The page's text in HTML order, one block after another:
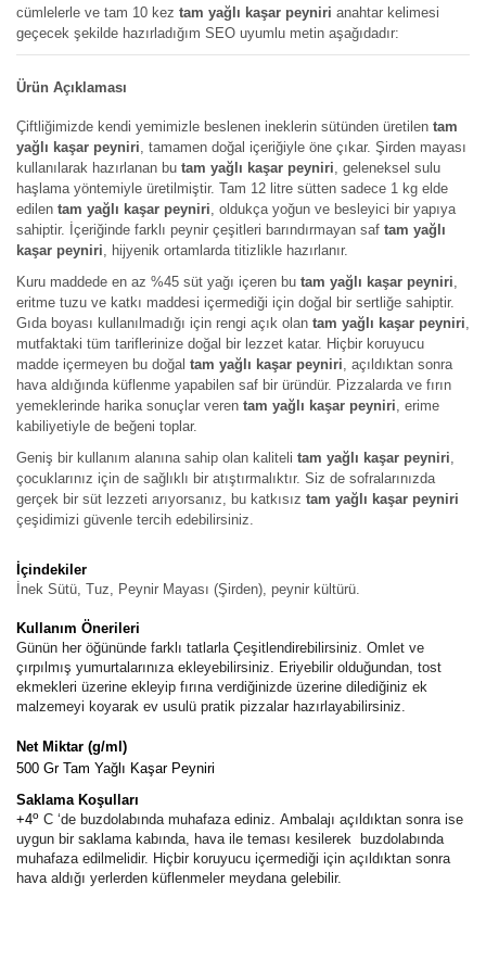
cümlelerle ve tam 10 kez tam yağlı kaşar peyniri anahtar kelimesi
geçecek şekilde hazırladığım SEO uyumlu metin aşağıdadır:
Ürün Açıklaması
Çiftliğimizde kendi yemimizle beslenen ineklerin sütünden üretilen tam
yağlı kaşar peyniri, tamamen doğal içeriğiyle öne çıkar. Şirden mayası
kullanılarak hazırlanan bu tam yağlı kaşar peyniri, geleneksel sulu
haşlama yöntemiyle üretilmiştir. Tam 12 litre sütten sadece 1 kg elde
edilen tam yağlı kaşar peyniri, oldukça yoğun ve besleyici bir yapıya
sahiptir. İçeriğinde farklı peynir çeşitleri barındırmayan saf tam yağlı
kaşar peyniri, hijyenik ortamlarda titizlikle hazırlanır.
Kuru maddede en az %45 süt yağı içeren bu tam yağlı kaşar peyniri,
eritme tuzu ve katkı maddesi içermediği için doğal bir sertliğe sahiptir.
Gıda boyası kullanılmadığı için rengi açık olan tam yağlı kaşar peyniri,
mutfaktaki tüm tariflerinize doğal bir lezzet katar. Hiçbir koruyucu
madde içermeyen bu doğal tam yağlı kaşar peyniri, açıldıktan sonra
hava aldığında küflenme yapabilen saf bir üründür. Pizzalarda ve fırın
yemeklerinde harika sonuçlar veren tam yağlı kaşar peyniri, erime
kabiliyetiyle de beğeni toplar.
Geniş bir kullanım alanına sahip olan kaliteli tam yağlı kaşar peyniri,
çocuklarınız için de sağlıklı bir atıştırmalıktır. Siz de sofralarınızda
gerçek bir süt lezzeti arıyorsanız, bu katkısız tam yağlı kaşar peyniri
çeşidimizi güvenle tercih edebilirsiniz.
İçindekiler
İnek Sütü, Tuz, Peynir Mayası (Şirden), peynir kültürü.
Kullanım Önerileri
Günün her öğününde farklı tatlarla Çeşitlendirebilirsiniz. Omlet ve
çırpılmış yumurtalarınıza ekleyebilirsiniz. Eriyebilir olduğundan, tost
ekmekleri üzerine ekleyip fırına verdiğinizde üzerine dilediğiniz ek
malzemeyi koyarak ev usulü pratik pizzalar hazırlayabilirsiniz.
Net Miktar (g/ml)
500 Gr Tam Yağlı Kaşar Peyniri
Saklama Koşulları
+4o C ‘de buzdolabında muhafaza ediniz. Ambalajı açıldıktan sonra ise
uygun bir saklama kabında, hava ile teması kesilerek buzdolabında
muhafaza edilmelidir. Hiçbir koruyucu içermediği için açıldıktan sonra
hava aldığı yerlerden küflenmeler meydana gelebilir.